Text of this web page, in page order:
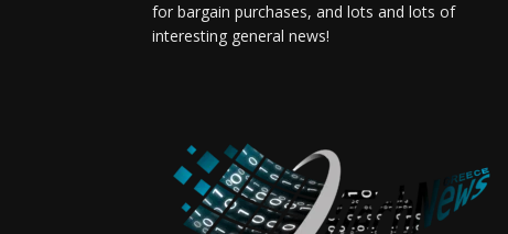
for bargain purchases, and lots and lots of
interesting general news!